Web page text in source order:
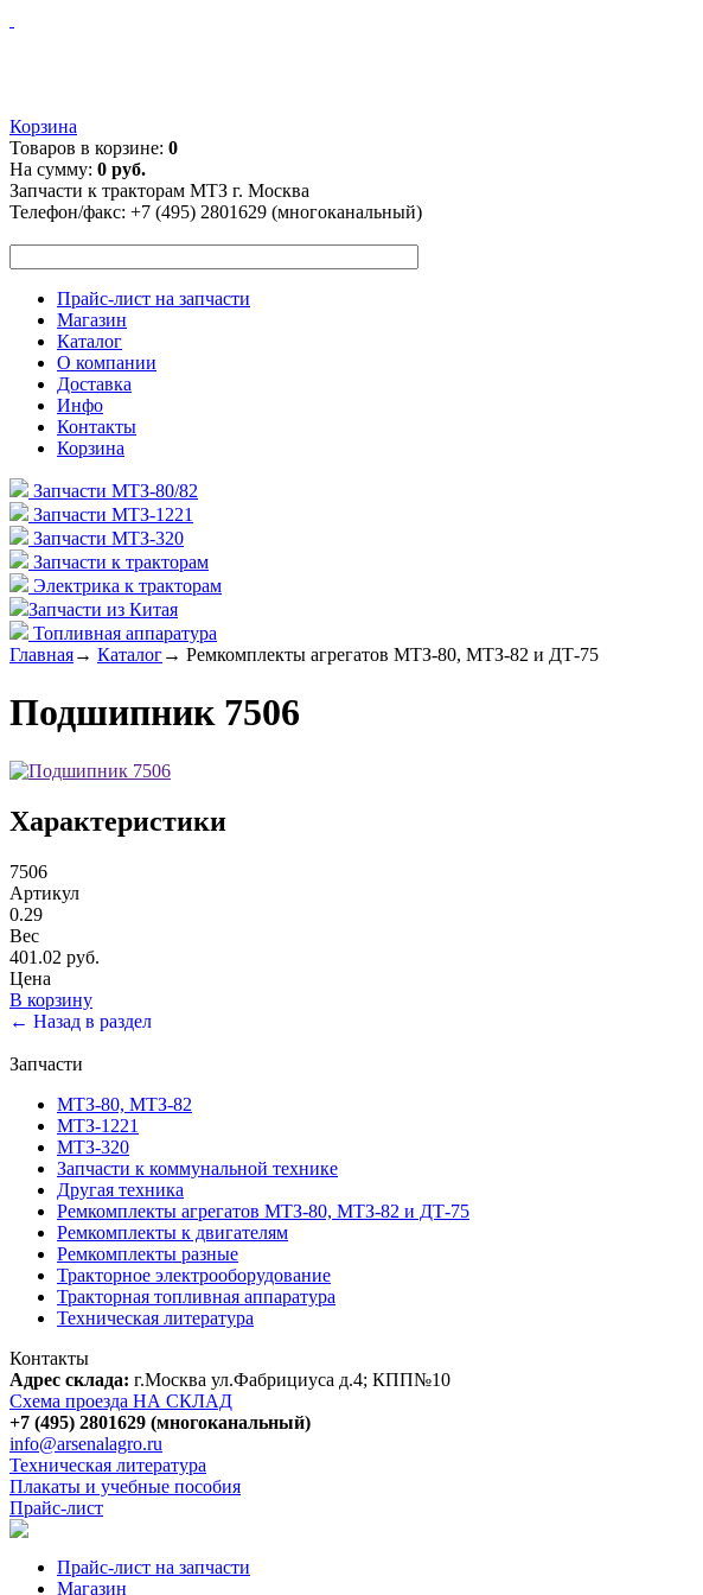
Корзина
Товаров в корзине: 0
На сумму: 0 руб.
Запчасти к тракторам МТЗ г. Москва
Телефон/факс: +7 (495) 2801629 (многоканальный)
Прайс-лист на запчасти
Магазин
Каталог
О компании
Доставка
Инфо
Контакты
Корзина
Запчасти МТЗ-80/82
Запчасти МТЗ-1221
Запчасти МТЗ-320
Запчасти к тракторам
Электрика к тракторам
Запчасти из Китая
Топливная аппаратура
Главная→ Каталог→ Ремкомплекты агрегатов МТЗ-80, МТЗ-82 и ДТ-75
Подшипник 7506
Характеристики
7506
Артикул
0.29
Вес
401.02 руб.
Цена
В корзину
← Назад в раздел
Запчасти
МТЗ-80, МТЗ-82
МТЗ-1221
МТЗ-320
Запчасти к коммунальной технике
Другая техника
Ремкомплекты агрегатов МТЗ-80, МТЗ-82 и ДТ-75
Ремкомплекты к двигателям
Ремкомплекты разные
Тракторное электрооборудование
Тракторная топливная аппаратура
Техническая литература
Контакты
Адрес склада: г.Москва ул.Фабрициуса д.4; КПП№10
Схема проезда НА СКЛАД
+7 (495) 2801629 (многоканальный)
info@arsenalagro.ru
Техническая литература
Плакаты и учебные пособия
Прайс-лист
Прайс-лист на запчасти
Магазин